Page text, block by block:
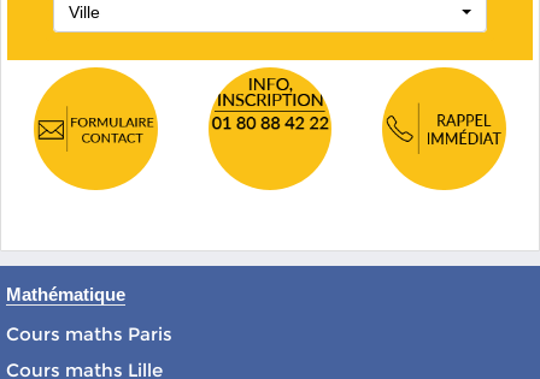
Ville
Mathématique
Cours maths Paris
Cours maths Lille